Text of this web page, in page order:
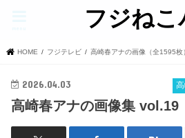
フジねこ
HOME フジテレビ 高崎春アナの画像（全1595枚
2026.04.03
高崎春アナの画像集 vol.19